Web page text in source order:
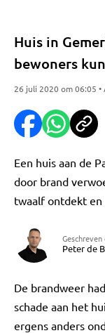
Huis in
bewoners
26 juli 2020 om 06:05
Een huis aan de
door brand
twaalf ontdekt en
Geschreven
Peter de
De brandweer
schade aan het
ergens anders